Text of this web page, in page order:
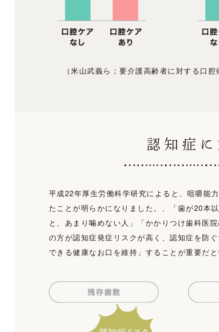
（米山武義ら；要介護高齢者に対する口
認知症
平成22年厚生労働科学研究によると、咀嚼能
たことが明らかになりました。、「歯が20本
と、あまり噛めない人」「かかりつけ歯科医
の方が認知症発症リスクが高く、認知症を防
できる健康なお口を維持」することが重要だ